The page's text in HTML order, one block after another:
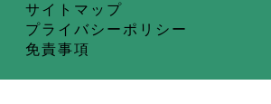
サイトマップ
プライバシーポリシー
免責事項